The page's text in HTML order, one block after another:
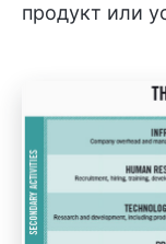
продукт или